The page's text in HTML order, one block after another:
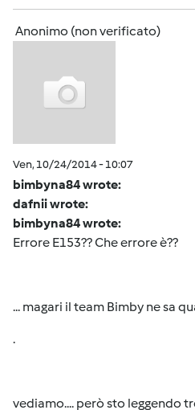
Anonimo (non verificato)
Ven, 10/24/2014 - 10:07
bimbyna84 wrote:
dafnii wrote:
bimbyna84 wrote:
Errore E153?? Che errore è??
... magari il team Bimby ne sa
.
vediamo.... però sto leggendo